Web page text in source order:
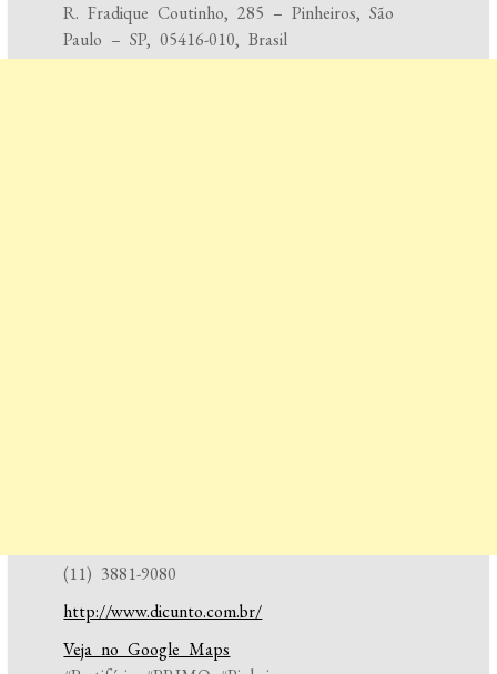
R. Fradique Coutinho, 285 – Pinheiros, São
Paulo – SP, 05416-010, Brasil
(11) 3881-9080
http://www.dicunto.com.br/
Veja no Google Maps